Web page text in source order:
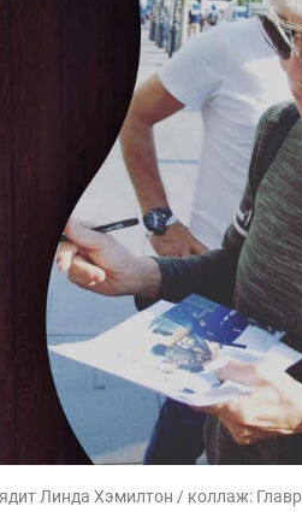
Линда Хэмилтон / коллаж: